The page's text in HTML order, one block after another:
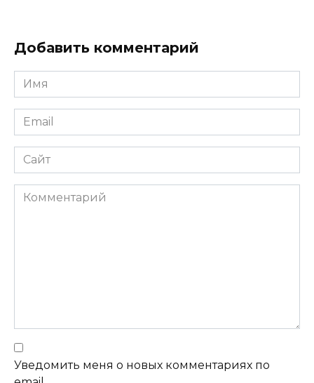
Добавить комментарий
Имя
Email
Сайт
Комментарий
Уведомить меня о новых комментариях по